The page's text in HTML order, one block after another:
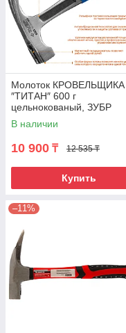
Молоток КРОВЕЛЬЩИКА
″ТИТАН″ 600 г
цельнокованый, ЗУБР
Профессионал 20147-600
В наличии
10 900 ₸ 12 535 ₸
Купить
–11%